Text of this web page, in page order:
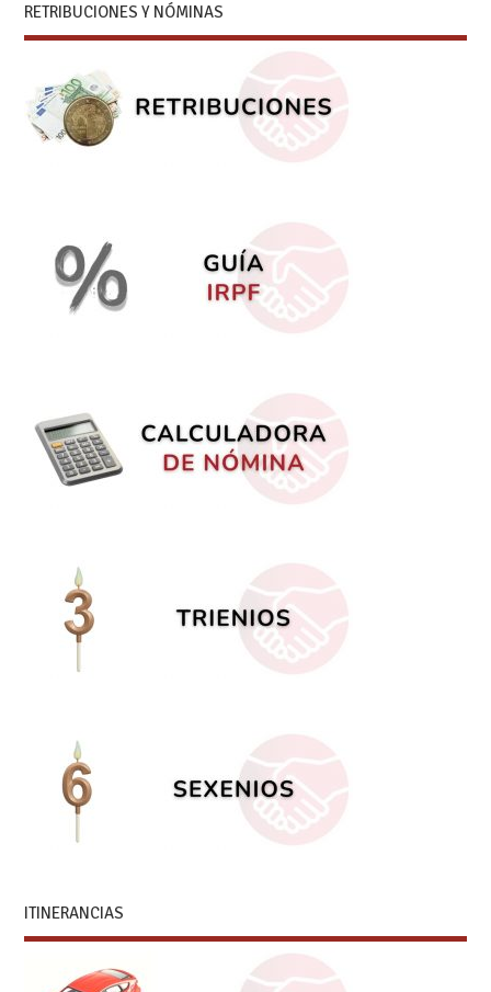
RETRIBUCIONES Y NÓMINAS
ITINERANCIAS